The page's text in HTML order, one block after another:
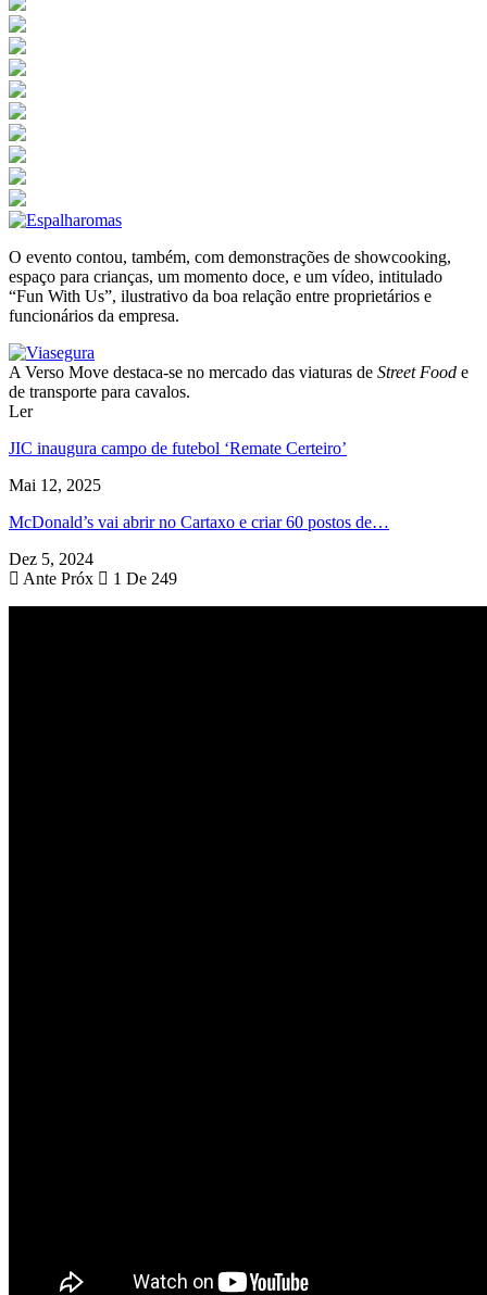
O evento contou, também, com demonstrações de showcooking,
espaço para crianças, um momento doce, e um vídeo, intitulado
“Fun With Us”, ilustrativo da boa relação entre proprietários e
funcionários da empresa.
A Verso Move destaca-se no mercado das viaturas de Street Food e
de transporte para cavalos.
Ler
JIC inaugura campo de futebol ‘Remate Certeiro’
Mai 12, 2025
McDonald’s vai abrir no Cartaxo e criar 60 postos de…
Dez 5, 2024
Ante Próx 1 De 249